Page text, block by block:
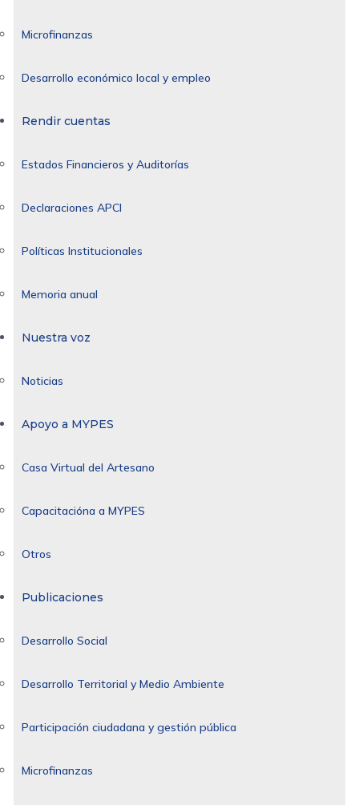
Microfinanzas
Desarrollo económico local y empleo
Rendir cuentas
Estados Financieros y Auditorías
Declaraciones APCI
Políticas Institucionales
Memoria anual
Nuestra voz
Noticias
Apoyo a MYPES
Casa Virtual del Artesano
Capacitacióna a MYPES
Otros
Publicaciones
Desarrollo Social
Desarrollo Territorial y Medio Ambiente
Participación ciudadana y gestión pública
Microfinanzas